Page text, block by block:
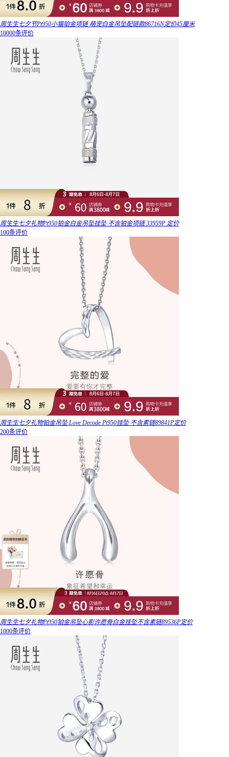
周生生七夕节Pt950小猫铂金项链 萌宠白金吊坠配链款86716N定价45厘米
10000条评价
周生生七夕礼物Pt950铂金白金吊坠挂坠 不含铂金项链 33959P 定价
100条评价
周生生七夕礼物铂金吊坠 Love Decode Pt950挂坠 不含素链89841P定价
200条评价
周生生七夕礼物Pt950铂金吊坠心影许愿骨白金挂坠不含素链89536P定价
1000条评价